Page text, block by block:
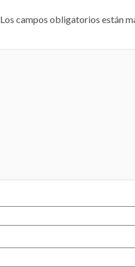
Los campos obligatorios están